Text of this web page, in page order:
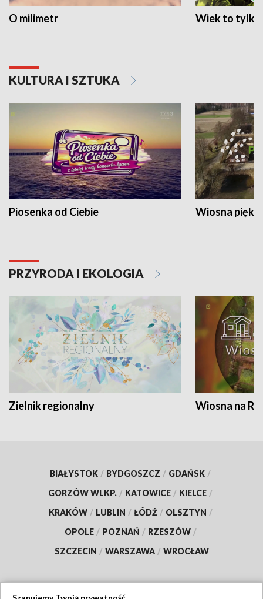
O milimetr Wiek to tylko
KULTURA I SZTUKA
Piosenka od Ciebie Wiosna
PRZYRODA I EKOLOGIA
Zielnik regionalny Wiosna na
BIAŁYSTOK / BYDGOSZCZ / GDAŃSK /
GORZÓW WLKP. / KATOWICE / KIELCE /
KRAKÓW / LUBLIN / ŁÓDŹ / OLSZTYN /
OPOLE / POZNAŃ / RZESZÓW /
SZCZECIN / WARSZAWA / WROCŁAW